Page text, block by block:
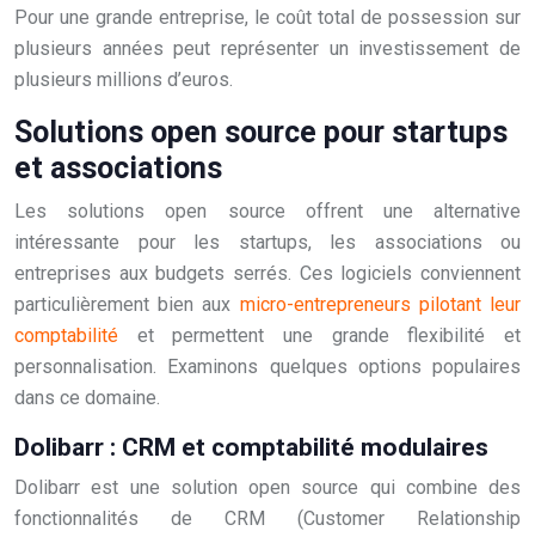
Pour une grande entreprise, le coût total de possession sur
plusieurs années peut représenter un investissement de
plusieurs millions d’euros.
Solutions open source pour startups
et associations
Les solutions open source offrent une alternative
intéressante pour les startups, les associations ou
entreprises aux budgets serrés. Ces logiciels conviennent
particulièrement bien aux micro-entrepreneurs pilotant leur
comptabilité et permettent une grande flexibilité et
personnalisation. Examinons quelques options populaires
dans ce domaine.
Dolibarr : CRM et comptabilité modulaires
Dolibarr est une solution open source qui combine des
fonctionnalités de CRM (Customer Relationship